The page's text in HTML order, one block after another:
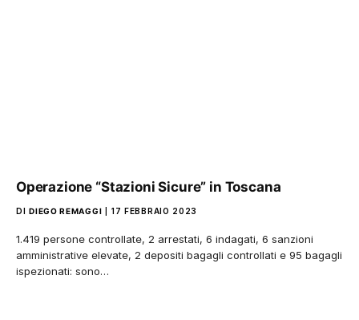
Operazione “Stazioni Sicure” in Toscana
DI DIEGO REMAGGI 17 FEBBRAIO 2023
1.419 persone controllate, 2 arrestati, 6 indagati, 6 sanzioni
amministrative elevate, 2 depositi bagagli controllati e 95 bagagli
ispezionati: sono…